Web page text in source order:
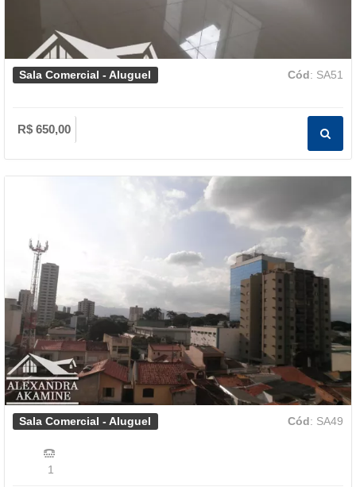
Sala Comercial - Aluguel Cód: SA51
R$ 650,00
Sala Comercial - Aluguel Cód: SA49
1